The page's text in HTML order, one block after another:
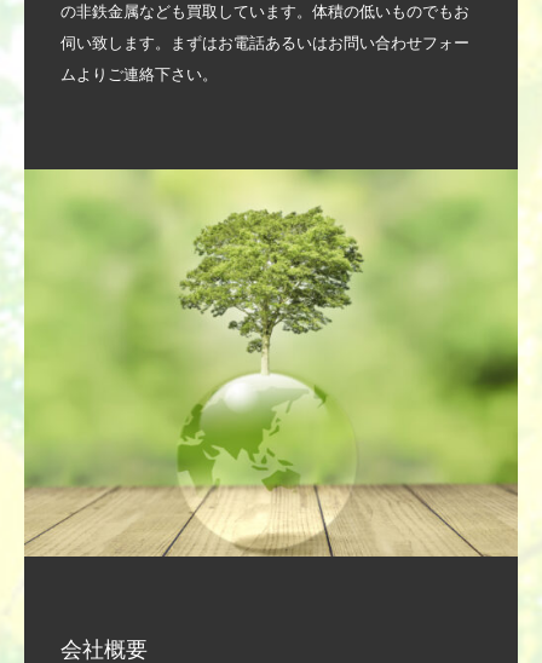
の非鉄金属なども買取しています。体積の低いものでもお
伺い致します。まずはお電話あるいはお問い合わせフォー
ムよりご連絡下さい。
会社概要